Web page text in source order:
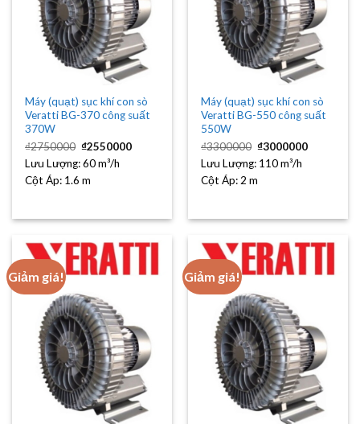
Máy (quạt) sục khí con sò
Veratti BG-370 công suất
370W
₫2750000 Giá
gốc
là:
₫2550000Giá
hiện
Lưu Lượng:60 m³/h
Cột Áp: 1.6 m
Máy (quạt) sục khí con sò
Veratti BG-550 công suất
550W
₫3300000 Giá
gốc
là:
₫3000000Giá
hiện
Lưu Lượng: 110 m³/h
Cột Áp:2 m
Giảm giá! Giảm giá!